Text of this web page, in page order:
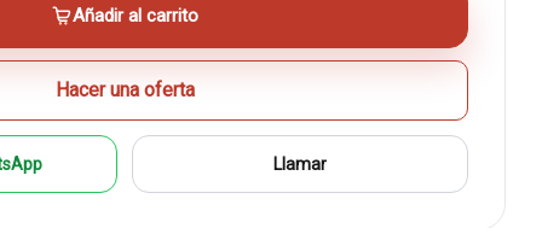
Añadir al carrito
Hacer una oferta
Llamar